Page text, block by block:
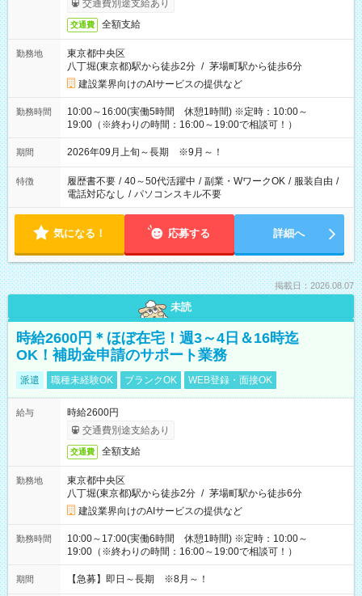
交通費別途支給あり
交通費 全額支給
勤務地
東京都中央区
八丁堀(東京都)駅から徒歩2分 / 茅場町駅から徒歩6分
建設業界向けのAIサービスの提供など
勤務時間
10:00～16:00(実働5時間 休憩1時間) ※定時：10:00～
19:00（※終わりの時間：16:00～19:00で相談可！）
期間 2026年09月上旬～長期 ※9月～！
特徴 履歴書不要 / 40～50代活躍中 / 副業・WワークOK / 服装自由 /
電話対応なし / パソコンスキル不要
気になる！ 応募する 詳細へ
掲載日：2026.08.07
未読
時給2600円＊ほぼ在宅！週3～4日＆16時迄
OK！補助金申請のサポート業務
派遣 職種未経験OK ブランクOK WEB登録・面接OK
給与
時給2600円
交通費別途支給あり
交通費 全額支給
勤務地
東京都中央区
八丁堀(東京都)駅から徒歩2分 / 茅場町駅から徒歩6分
建設業界向けのAIサービスの提供など
勤務時間
10:00～17:00(実働6時間 休憩1時間) ※定時：10:00～
19:00（※終わりの時間：16:00～19:00で相談可！）
期間 【急募】即日～長期 ※8月～！